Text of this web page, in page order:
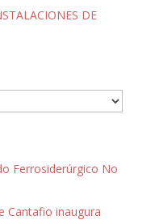
DE
Ferrosiderúrgico No
Cantafio inaugura